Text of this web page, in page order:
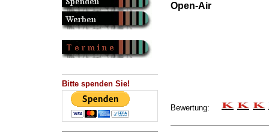
Bitte spenden Sie!
Open-Air
Bewertung: